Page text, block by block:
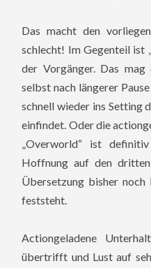
Das macht den
schlecht! Im Gegenteil ist
der Vorgänger. Das mag
selbst nach längerer
schnell wieder ins Setting
einfindet. Oder die
„Overworld“ ist
Hoffnung auf den
Übersetzung bisher
feststeht.
Actiongeladene
übertrifft und Lust auf